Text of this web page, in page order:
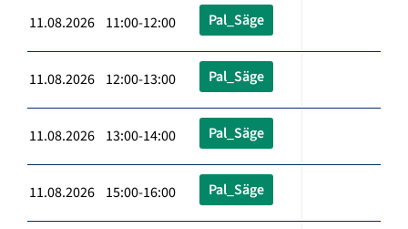
11.08.2026 11:00-12:00 Pal_Säge
11.08.2026 12:00-13:00 Pal_Säge
11.08.2026 13:00-14:00 Pal_Säge
11.08.2026 15:00-16:00 Pal_Säge